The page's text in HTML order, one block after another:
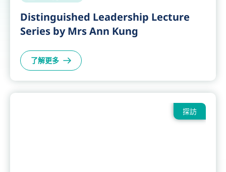
Distinguished Leadership Lecture
Series by Mrs Ann Kung
了解更多
探訪